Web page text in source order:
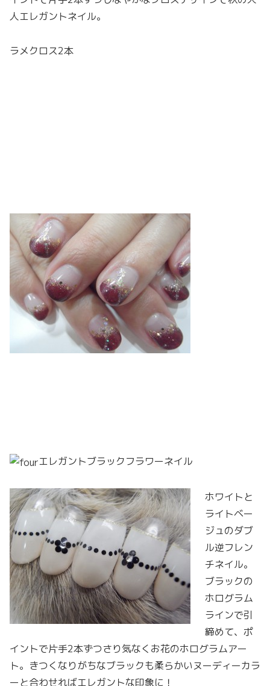
人エレガントネイル。
ラメクロス2本
エレガントブラックフラワーネイル
ホワイトと
ライトベー
ジュのダブ
ル逆フレン
チネイル。
ブラックの
ホログラム
ラインで引
締めて、ポ
イントで片手2本ずつさり気なくお花のホログラムアー
ト。きつくなりがちなブラックも柔らかいヌーディーカラ
ーと合わせればエレガントな印象に！